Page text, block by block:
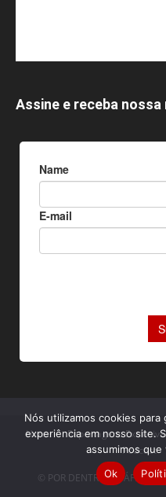
Assine e receba
Home Reportagens
Podcast
© POR DENTRO DA ÁFRICA.
Nós utilizamos cookies
experiência em nosso site.
assumimos
Ok